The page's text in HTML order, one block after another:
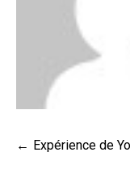
Navigation
Expérience de